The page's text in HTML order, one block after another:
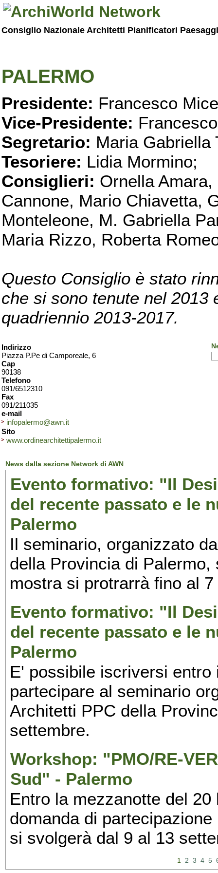
Consiglio Nazionale Architetti Pianificatori
PALERMO
Presidente: Francesco
Vice-Presidente:
Segretario: Maria Gabriella
Tesoriere: Lidia Mormino;
Consiglieri: Ornella
Cannone, Mario Chiavetta,
Monteleone, M. Gabriella
Maria Rizzo, Roberta
Questo Consiglio è stato
che si sono tenute nel 2013
quadriennio 2013-2017.
Indirizzo
Piazza P.Pe di Camporeale, 6
Cap
90138
Telefono
091/6512310
Fax
091/211035
e-mail
infopalermo@awn.it
Sito
www.ordinearchitettipalermo.it
News dalla sezione Network di AWN
Evento formativo: "Il
del recente passato e le
Palermo
Il seminario, organizzato
della Provincia di
mostra si protrarrà fino al
Evento formativo: "Il
del recente passato e le
Palermo
E' possibile iscriversi
partecipare al seminario
Architetti PPC della
settembre.
Workshop: "PMO/RE-
Sud" - Palermo
Entro la mezzanotte del
domanda di
si svolgerà dal 9 al 13
1 2 3 4 5